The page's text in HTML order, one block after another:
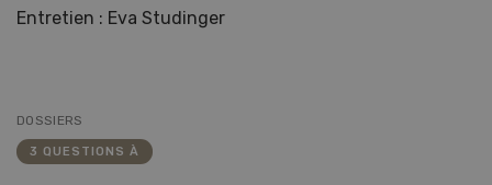
Entretien : Eva Studinger
DOSSIERS
3 QUESTIONS À